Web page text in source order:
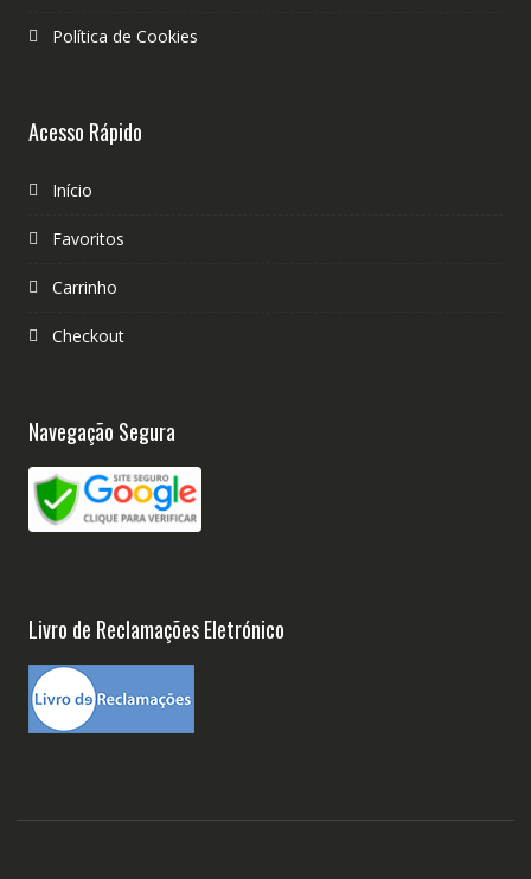
Política de Cookies
Acesso Rápido
Início
Favoritos
Carrinho
Checkout
Navegação Segura
Livro de Reclamações Eletrónico